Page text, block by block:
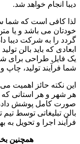
دیبا انجام خواهد شد.
لذا کافی است که شما
خودتان می باشد و یا
گردد را به شرکت دیبا
ابعادی که باید بالن
یک فایل طراحی برای
شما فرآیند تولید،
این نکته حائز اهمیت
هر شهر و هر استانی
صورت کامل پوشش
بالن تبلیغاتی توسط
فرآیند اجرا و تحویل
همچنین